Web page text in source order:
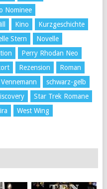
Nominee
Kino
Kurzgeschichte
Stern
Novelle
Perry Rhodan Neo
Rezension
Roman
schwarz-gelb
Star Trek Romane
West Wing